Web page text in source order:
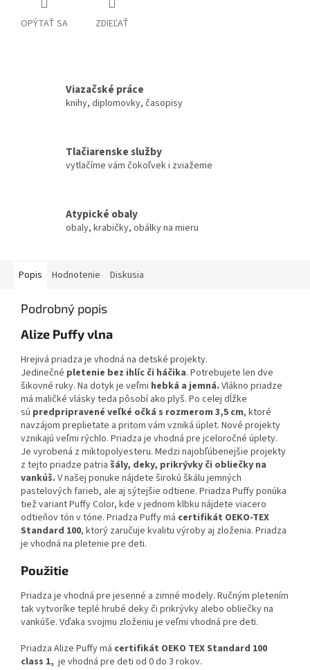
OPÝTAŤ SA ZDIEĽAŤ
Viazačské práce
knihy, diplomovky, časopisy
Tlačiarenske služby
vytlačíme vám čokoľvek i zviažeme
Atypické obaly
obaly, krabičky, obálky na mieru
Popis Hodnotenie Diskusia
Podrobný popis
Alize Puffy vlna
Hrejivá priadza je vhodná na detské projekty.
Jedinečné pletenie bez ihlíc či háčika. Potrebujete len dve
šikovné ruky. Na dotyk je veľmi hebká a jemná. Vlákno priadze
má maličké vlásky teda pôsobí ako plyš. Po celej dĺžke
sú predpripravené veľké očká s rozmerom 3,5 cm, ktoré
navzájom preplietate a pritom vám vzniká úplet. Nové projekty
vznikajú veľmi rýchlo. Priadza je vhodná pre jceloročné úplety.
Je vyrobená z miktopolyesteru. Medzi najobľúbenejšie projekty
z tejto priadze patria šály, deky, prikrývky či obliečky na
vankúš. V našej ponuke nájdete širokú škálu jemných
pastelových farieb, ale aj sýtejšie odtiene. Priadza Puffy ponúka
tiež variant Puffy Color, kde v jednom klbku nájdete viacero
odtieňov tón v tóne. Priadza Puffy má certifikát OEKO-TEX
Standard 100, ktorý zaručuje kvalitu výroby aj zloženia. Priadza
je vhodná na pletenie pre deti.
Použitie
Priadza je vhodná pre jesenné a zimné modely. Ručným pletením
tak vytvoríke teplé hrubé deky či prikrývky alebo obliečky na
vankúše. Vďaka svojmu zloženiu je veľmi vhodná pre deti.
Priadza Alize Puffy má certifikát OEKO TEX Standard 100
class 1, je vhodná pre deti od 0 do 3 rokov.